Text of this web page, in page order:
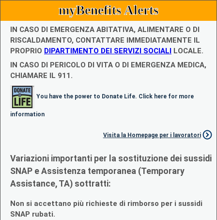
myBenefits Alerts
IN CASO DI EMERGENZA ABITATIVA, ALIMENTARE O DI
RISCALDAMENTO, CONTATTARE IMMEDIATAMENTE IL
PROPRIO DIPARTIMENTO DEI SERVIZI SOCIALI LOCALE.
IN CASO DI PERICOLO DI VITA O DI EMERGENZA MEDICA,
CHIAMARE IL 911.
You have the power to Donate Life. Click here for more
information
Visita la Homepage per i lavoratori
Variazioni importanti per la sostituzione dei sussidi
SNAP e Assistenza temporanea (Temporary
Assistance, TA) sottratti:
Non si accettano più richieste di rimborso per i sussidi
SNAP rubati.